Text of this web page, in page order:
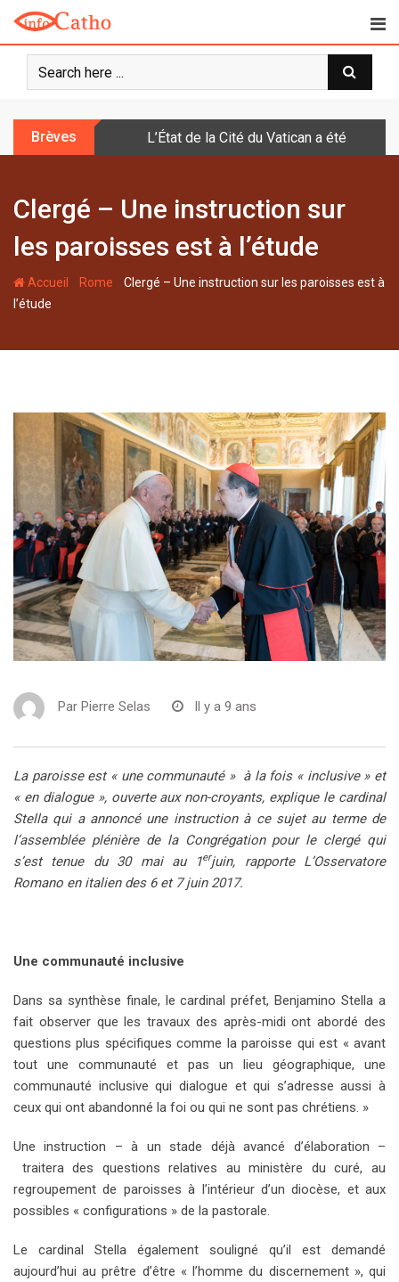
o
Brèves L’État de la Cité du Vatican a été doté
Clergé – Une instruction sur
les paroisses est à l’étude
Accueil - Rome -Clergé – Une instruction sur les paroisses est à
l’étude
Par Pierre Selas Il y a 9 ans
La paroisse est « une communauté » à la fois « inclusive » et
« en dialogue », ouverte aux non-croyants, explique le cardinal
Stella qui a annoncé une instruction à ce sujet au terme de
l’assemblée plénière de la Congrégation pour le clergé qui
s’est tenue du 30 mai au 1erjuin, rapporte L’Osservatore
Romano en italien des 6 et 7 juin 2017.
Une communauté inclusive
Dans sa synthèse finale, le cardinal préfet, Benjamino Stella a
fait observer que les travaux des après-midi ont abordé des
questions plus spécifiques comme la paroisse qui est « avant
tout une communauté et pas un lieu géographique, une
communauté inclusive qui dialogue et qui s’adresse aussi à
ceux qui ont abandonné la foi ou qui ne sont pas chrétiens. »
Une instruction – à un stade déjà avancé d’élaboration –
traitera des questions relatives au ministère du curé, au
regroupement de paroisses à l’intérieur d’un diocèse, et aux
possibles « configurations » de la pastorale.
Le cardinal Stella également souligné qu’il est demandé
aujourd’hui au prêtre d’être « l’homme du discernement », qui